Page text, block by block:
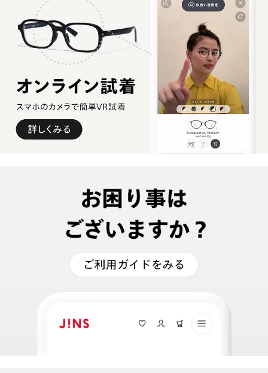
トレッキングレンズ
偏光レンズ
UVダブルカットレンズ
JINS無敵コーティング